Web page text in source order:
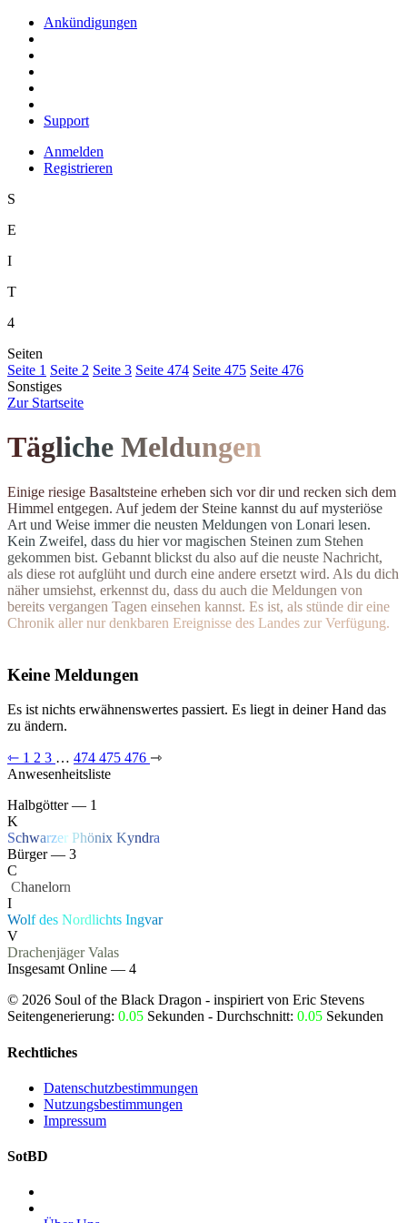
Ankündigungen
Support
Anmelden
Registrieren
S
E
I
T
4
Seiten
Seite 1 Seite 2 Seite 3 Seite 474 Seite 475 Seite 476
Sonstiges
Zur Startseite
Tägliche Meldungen
Einige riesige Basaltsteine erheben sich vor dir und recken sich dem
Himmel entgegen. Auf jedem der Steine kannst du auf mysteriöse
Art und Weise immer die neusten Meldungen von Lonari lesen.
Kein Zweifel, dass du hier vor magischen Steinen zum Stehen
gekommen bist. Gebannt blickst du also auf die neuste Nachricht,
als diese rot aufglüht und durch eine andere ersetzt wird. Als du dich
näher umsiehst, erkennst du, dass du auch die Meldungen von
bereits vergangen Tagen einsehen kannst. Es ist, als stünde dir eine
Chronik aller nur denkbaren Ereignisse des Landes zur Verfügung.
Keine Meldungen
Es ist nichts erwähnenswertes passiert. Es liegt in deiner Hand das
zu ändern.
⇽ 1 2 3 … 474 475 476 ⇾
Anwesenheitsliste
Halbgötter — 1
K
Schwarzer Phönix Kyndra
Bürger — 3
C
Chanelorn
I
Wolfdes Nordlichts Ingvar
V
Drachenjäger Valas
Insgesamt Online — 4
© 2026 Soul of the Black Dragon - inspiriert von Eric Stevens
Seitengenerierung: 0.05 Sekunden - Durchschnitt: 0.05 Sekunden
Rechtliches
Datenschutzbestimmungen
Nutzungsbestimmungen
Impressum
SotBD